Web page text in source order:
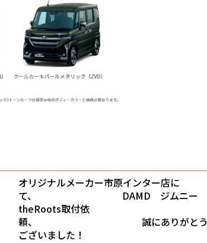
オリジナルメーカー市原インター店に
て、 DAMD ジムニー
theRoots取付依
頼、 誠にありがとう
ございました！